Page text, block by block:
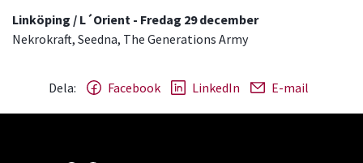
Linköping / L´Orient - Fredag 29 december
Nekrokraft, Seedna, The Generations Army
Dela: Facebook LinkedIn E-mail